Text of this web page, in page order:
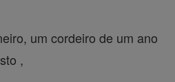
um cordeiro de um ano
,